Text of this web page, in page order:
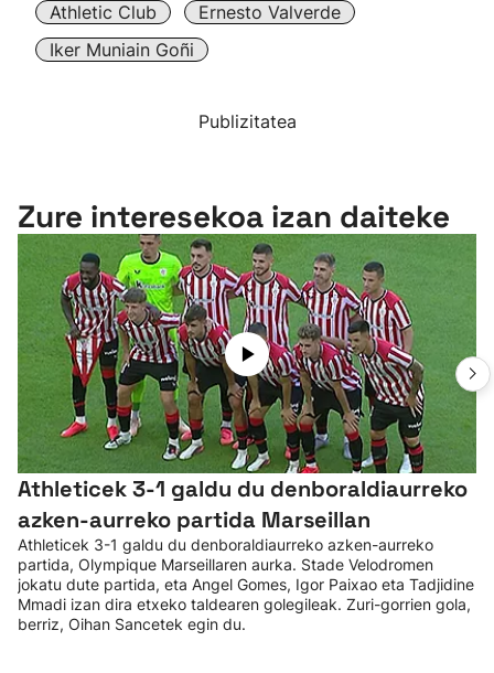
Athletic Club
Ernesto Valverde
Iker Muniain Goñi
Publizitatea
Zure interesekoa izan daiteke
Athleticek 3-1 galdu du denboraldiaurreko
azken-aurreko partida Marseillan
Athleticek 3-1 galdu du denboraldiaurreko azken-aurreko
partida, Olympique Marseillaren aurka. Stade Velodromen
jokatu dute partida, eta Angel Gomes, Igor Paixao eta Tadjidine
Mmadi izan dira etxeko taldearen golegileak. Zuri-gorrien gola,
berriz, Oihan Sancetek egin du.